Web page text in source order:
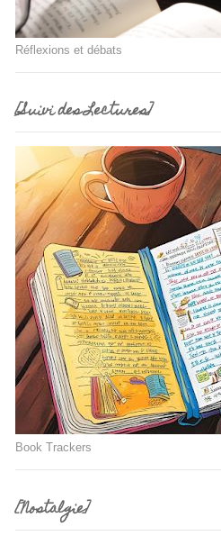
Réflexions et débats
[Suivi des Lectures]
Book Trackers
[Nostalgie]